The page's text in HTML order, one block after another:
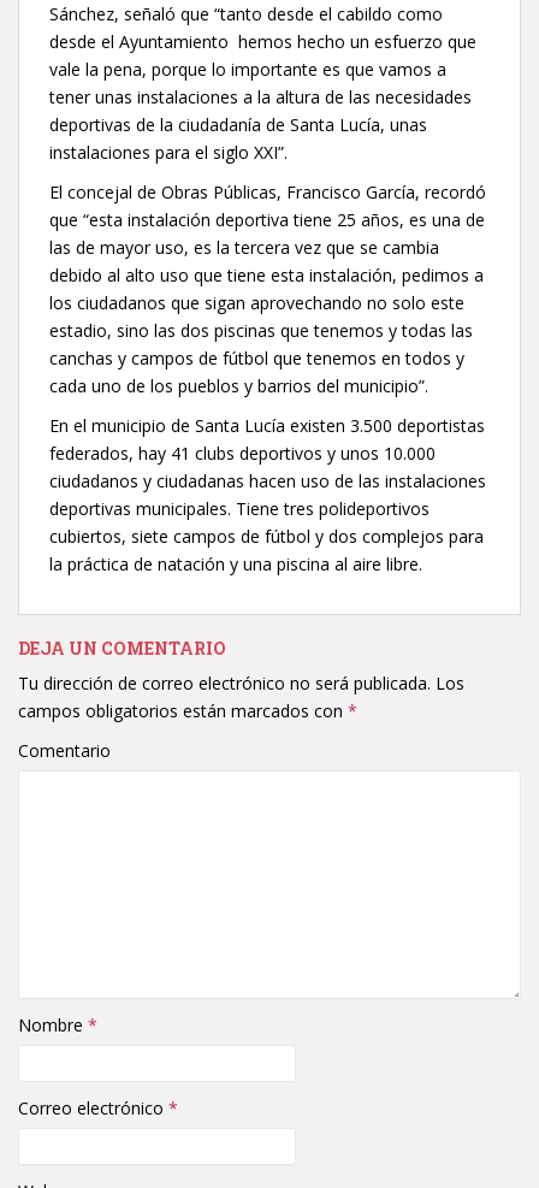
Sánchez, señaló que “tanto desde el cabildo como
desde el Ayuntamiento hemos hecho un esfuerzo que
vale la pena, porque lo importante es que vamos a
tener unas instalaciones a la altura de las necesidades
deportivas de la ciudadanía de Santa Lucía, unas
instalaciones para el siglo XXI”.
El concejal de Obras Públicas, Francisco García, recordó
que “esta instalación deportiva tiene 25 años, es una de
las de mayor uso, es la tercera vez que se cambia
debido al alto uso que tiene esta instalación, pedimos a
los ciudadanos que sigan aprovechando no solo este
estadio, sino las dos piscinas que tenemos y todas las
canchas y campos de fútbol que tenemos en todos y
cada uno de los pueblos y barrios del municipio”.
En el municipio de Santa Lucía existen 3.500 deportistas
federados, hay 41 clubs deportivos y unos 10.000
ciudadanos y ciudadanas hacen uso de las instalaciones
deportivas municipales. Tiene tres polideportivos
cubiertos, siete campos de fútbol y dos complejos para
la práctica de natación y una piscina al aire libre.
DEJA UN COMENTARIO
Tu dirección de correo electrónico no será publicada. Los
campos obligatorios están marcados con *
Comentario
Nombre *
Correo electrónico *